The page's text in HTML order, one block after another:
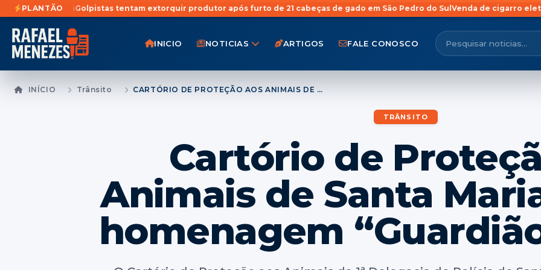
PLANTÃO
Golpistas tentam extorquir produtor após furto de 21 cabeças de gado em São Pedro do SulVenda de cigarro eletrônico para
INICIO NOTICIAS ARTIGOS FALE CONOSCO
INÍCIO Trânsito CARTÓRIO DE PROTEÇÃO AOS ANIMAIS DE SANTA MARIA ENTREGA HOMENAGEM “GUARDIÃO ANIMAL”
TRÂNSITO
Cartório de
Animais de Santa
homenagem